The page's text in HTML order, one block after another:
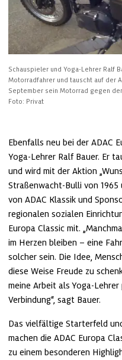
Schauspieler und Yoga-Lehrer Ralf
Motorradfahrer und tauscht auf der
September sein Motorrad gegen
Foto: Privat
Ebenfalls neu bei der ADAC
Yoga-Lehrer Ralf Bauer. Er
und wird mit der Aktion
Straßenwacht-Bulli von
von ADAC Klassik und
regionalen sozialen
Europa Classic mit.
im Herzen bleiben – eine
solcher sein. Die Idee,
diese Weise Freude zu
meine Arbeit als Yoga-
Verbindung“, sagt Bauer.
Das vielfältige Starterfeld
machen die ADAC Europa
zu einem besonderen